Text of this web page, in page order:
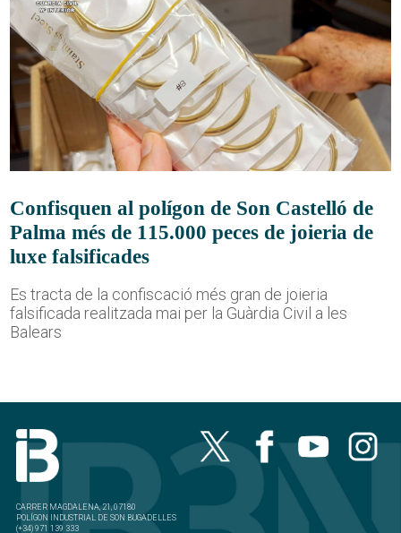
Confisquen al polígon de Son Castelló de
Palma més de 115.000 peces de joieria de
luxe falsificades
Es tracta de la confiscació més gran de joieria
falsificada realitzada mai per la Guàrdia Civil a les
Balears
CARRER MAGDALENA, 21, 07180
POLÍGON INDUSTRIAL DE SON BUGADELLES
(+34) 971 139 333